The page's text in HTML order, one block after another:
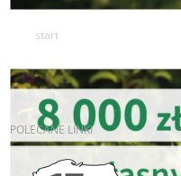
start
10
POLECANE LINKI